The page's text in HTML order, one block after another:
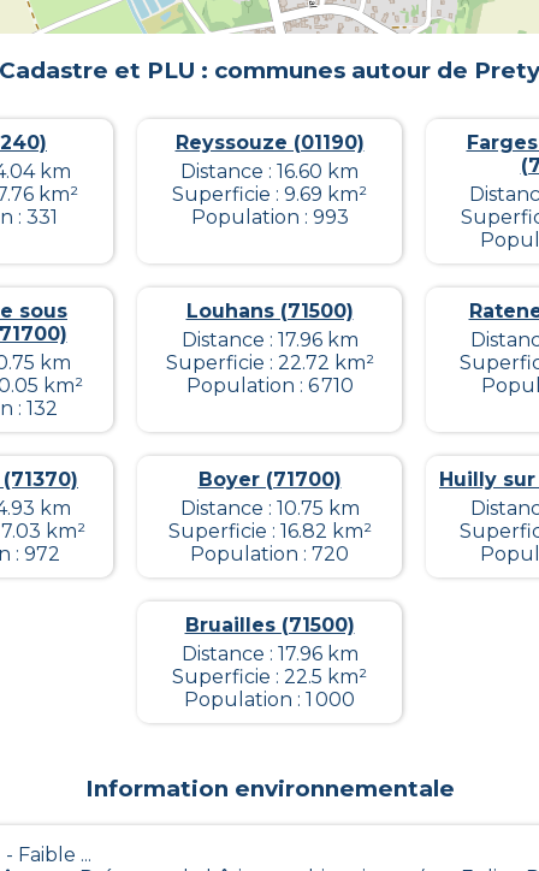
Cadastre et PLU : communes autour de Prety
km
km²
: 331
Reyssouze (01190)
Distance : 16.60 km
Superficie : 9.69 km²
Population : 993
sous
km
km²
: 132
Louhans (71500)
Distance : 17.96 km
Superficie : 22.72 km²
Population : 6 710
km
km²
: 972
Boyer (71700)
Distance : 10.75 km
Superficie : 16.82 km²
Population : 720
Huilly
Bruailles (71500)
Distance : 17.96 km
Superficie : 22.5 km²
Population : 1 000
Information environnementale
- Faible ...